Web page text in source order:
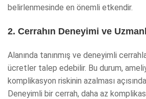
belirlenmesinde en önemli etkendir.
2. Cerrahın Deneyimi ve
Alanında tanınmış ve deneyimli
ücretler talep edebilir. Bu durum,
komplikasyon riskinin azalması
Deneyimli bir cerrah, daha az